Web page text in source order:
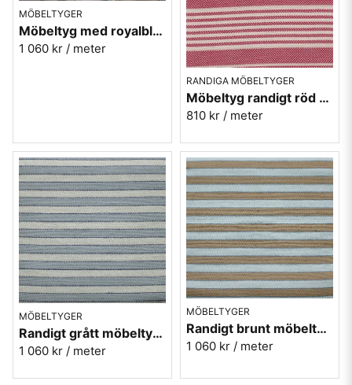
MÖBELTYGER
Möbeltyg med royalblå ränder - Magnus nr.50
1 060 kr / meter
RANDIGA MÖBELTYGER
Möbeltyg randigt röd eko-bomull - Petter nr.630
810 kr / meter
MÖBELTYGER
Randigt grått möbeltyg i ull - Repris nr.90
1 060 kr / meter
MÖBELTYGER
Randigt brunt möbeltyg i ull - Repris nr.80
1 060 kr / meter